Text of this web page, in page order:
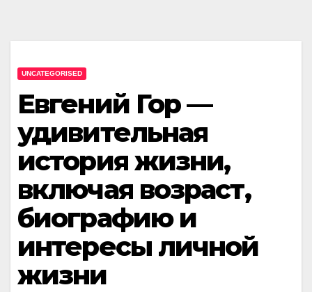
UNCATEGORISED
Евгений Гор —
удивительная
история жизни,
включая возраст,
биографию и
интересы личной
жизни